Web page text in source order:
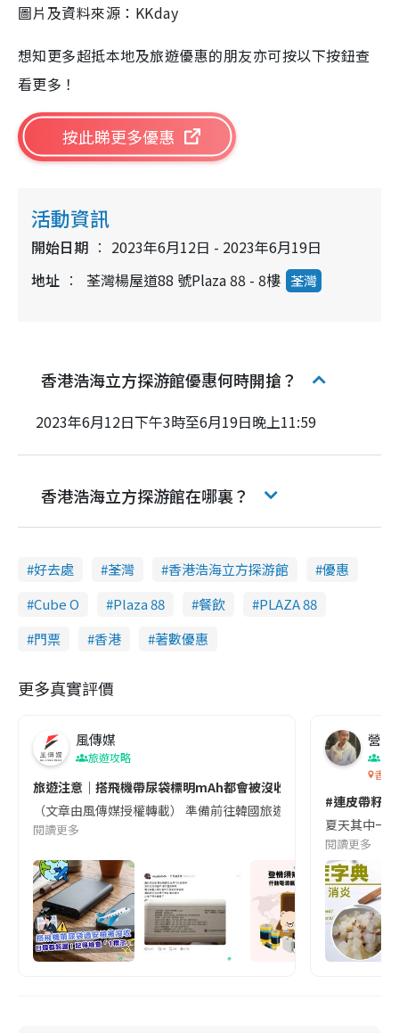
圖片及資料來源：KKday
想知更多超抵本地及旅遊優惠的朋友亦可按以下按鈕查
看更多！
按此睇更多優惠
活動資訊
開始日期
2023年6月12日 - 2023年6月19日
地址
荃灣楊屋道88 號Plaza 88 - 8樓 荃灣
香港浩海立方探游館優惠何時開搶？
2023年6月12日下午3時至6月19日晚上11:59
香港浩海立方探游館在哪裏？
好去處 荃灣 香港浩海立方探游館
優惠
Cube O
Plaza 88 餐飲
PLAZA 88
門票
香港 著數優惠
更多真實評價
風傳媒
旅遊攻略
旅遊注意｜搭飛機帶尿袋標明mAh都會被沒收😱出發前切記檢查
（文章由風傳媒授權轉載） 準備前往韓國旅遊的民眾，近期要
閱讀更多
營養
香港
#連皮帶籽
夏天其中一
閱讀更多